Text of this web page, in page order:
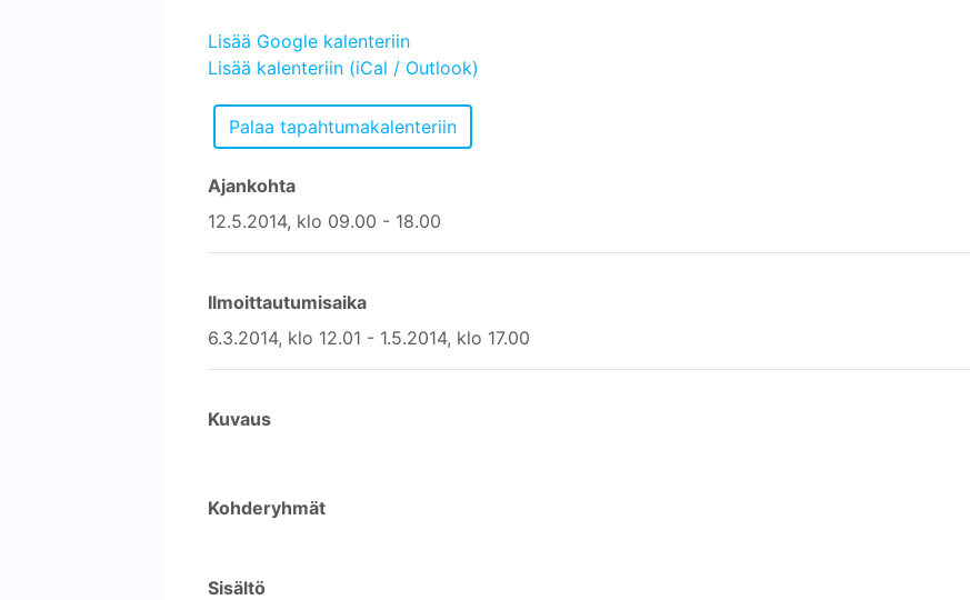
Lisää Google kalenteriin
Lisää kalenteriin (iCal / Outlook)
Ajankohta
12.5.2014, klo 09.00 - 18.00
Ilmoittautumisaika
6.3.2014, klo 12.01 - 1.5.2014, klo 17.00
Kuvaus
Kohderyhmät
Sisältö